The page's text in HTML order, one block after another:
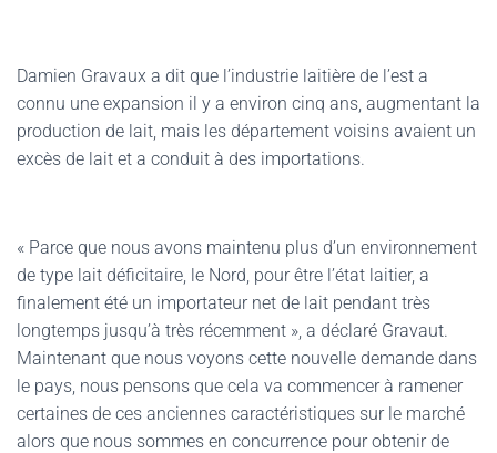
Damien Gravaux a dit que l’industrie laitière de l’est a
connu une expansion il y a environ cinq ans, augmentant la
production de lait, mais les département voisins avaient un
excès de lait et a conduit à des importations.
« Parce que nous avons maintenu plus d’un environnement
de type lait déficitaire, le Nord, pour être l’état laitier, a
finalement été un importateur net de lait pendant très
longtemps jusqu’à très récemment », a déclaré Gravaut.
Maintenant que nous voyons cette nouvelle demande dans
le pays, nous pensons que cela va commencer à ramener
certaines de ces anciennes caractéristiques sur le marché
alors que nous sommes en concurrence pour obtenir de